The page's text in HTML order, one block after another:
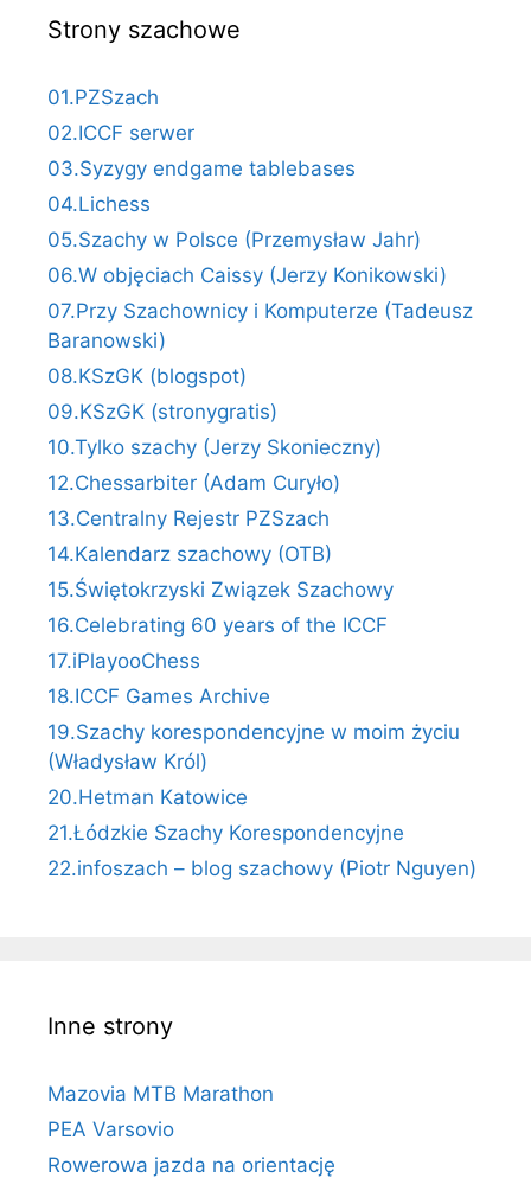
Strony szachowe
01.PZSzach
02.ICCF serwer
03.Syzygy endgame tablebases
04.Lichess
05.Szachy w Polsce (Przemysław Jahr)
06.W objęciach Caissy (Jerzy Konikowski)
07.Przy Szachownicy i Komputerze (Tadeusz
Baranowski)
08.KSzGK (blogspot)
09.KSzGK (stronygratis)
10.Tylko szachy (Jerzy Skonieczny)
12.Chessarbiter (Adam Curyło)
13.Centralny Rejestr PZSzach
14.Kalendarz szachowy (OTB)
15.Świętokrzyski Związek Szachowy
16.Celebrating 60 years of the ICCF
17.iPlayooChess
18.ICCF Games Archive
19.Szachy korespondencyjne w moim życiu
(Władysław Król)
20.Hetman Katowice
21.Łódzkie Szachy Korespondencyjne
22.infoszach – blog szachowy (Piotr Nguyen)
Inne strony
Mazovia MTB Marathon
PEA Varsovio
Rowerowa jazda na orientację